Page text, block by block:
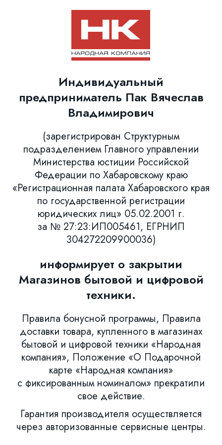
Индивидуальный
предприниматель Пак Вячеслав
Владимирович
(зарегистрирован Структурным
подразделением Главного управлении
Министерства юстиции Российской
Федерации по Хабаровскому краю
«Регистрационная палата Хабаровского края
по государственной регистрации
юридических лиц» 05.02.2001 г.
за № 27:23:ИП005461, ЕГРНИП
304272209900036)
информирует о закрытии
Магазинов бытовой и цифровой
техники.
Правила бонусной программы, Правила
доставки товара, купленного в магазинах
бытовой и цифровой техники «Народная
компания», Положение «О Подарочной
карте «Народная компания»
с фиксированным номиналом» прекратили
свое действие.
Гарантия производителя осуществляется
через авторизованные сервисные центры.